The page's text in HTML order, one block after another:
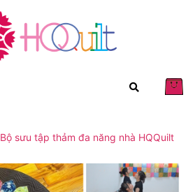
Bộ sưu tập thảm đa năng nhà HQQuilt